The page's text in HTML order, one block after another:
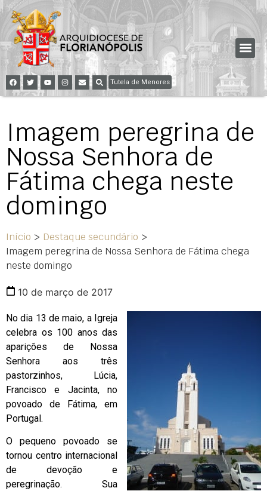
Tutela de Menores
Imagem peregrina de
Nossa Senhora de
Fátima chega neste
domingo
Início > Destaque secundário >
Imagem peregrina de Nossa Senhora de Fátima chega
neste domingo
10 de março de 2017
No dia 13 de maio, a Igreja
celebra os 100 anos das
aparições de Nossa
Senhora aos três
pastorzinhos, Lúcia,
Francisco e Jacinta, no
povoado de Fátima, em
Portugal.
O pequeno povoado se
tornou centro internacional
de devoção e
peregrinação. Sua